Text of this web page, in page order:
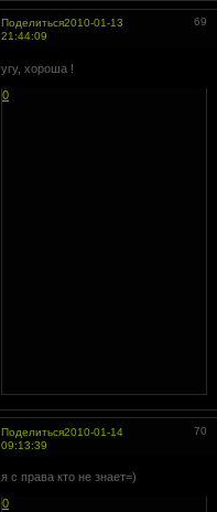
Поделиться 69
2010-01-13
21:44:09
угу, хороша !
0
Поделиться 70
2010-01-14
09:13:39
я с права кто не знает=)
0